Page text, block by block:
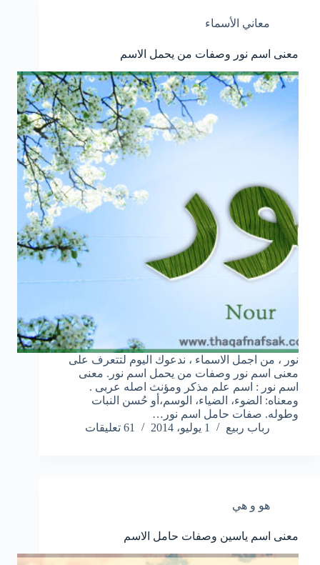
معاني الأسماء
معنى اسم نور وصفات من يحمل الاسم
نور ، من اجمل الاسماء ، ندعوك اليوم لتتعرف على
معنى اسم نور وصفات من يحمل اسم نور. معنى
اسم نور : اسم علم مذكر ومؤنث اصله عربى .
ومعناه: الضوء، الضياء، الوسم،أو حُسن النبات
وطوله. صفات حامل اسم نور…
رباب ربيع
1 يوليو، 2014 61 تعليقات
هو و هي
معنى اسم ياسين وصفات حامل الاسم